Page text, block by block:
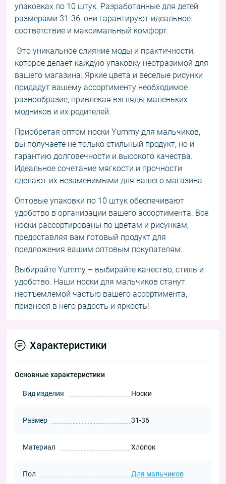
упаковках по 10 штук. Разработанные для детей
размерами 31-36, они гарантируют идеальное
соответствие и максимальный комфорт.
Это уникальное слияние моды и практичности,
которое делает каждую упаковку неотразимой для
вашего магазина. Яркие цвета и веселые рисунки
придадут вашему ассортименту необходимое
разнообразие, привлекая взгляды маленьких
модников и их родителей.
Приобретая оптом носки Yummy для мальчиков,
вы получаете не только стильный продукт, но и
гарантию долговечности и высокого качества.
Идеальное сочетание мягкости и прочности
сделают их незаменимыми для вашего магазина.
Оптовые упаковки по 10 штук обеспечивают
удобство в организации вашего ассортимента. Все
носки рассортированы по цветам и рисункам,
предоставляя вам готовый продукт для
предложения вашим оптовым покупателям.
Выбирайте Yummy – выбирайте качество, стиль и
удобство. Наши носки для мальчиков станут
неотъемлемой частью вашего ассортимента,
привнося в него радость и яркость!
Характеристики
Основные характеристики
Вид изделия Носки
Размер 31-36
Материал Хлопок
Пол Для мальчиков